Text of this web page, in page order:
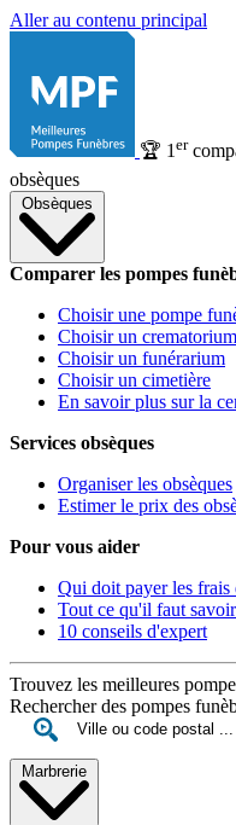
Aller au contenu principal
🏆 1 er
obsèques
Obsèques
Comparer les pompes
Choisir une pompe
Choisir un crematorium
Choisir un funérarium
Choisir un cimetière
En savoir plus sur la
Services obsèques
Organiser les obsèques
Estimer le prix des
Pour vous aider
Qui doit payer les frais
Tout ce qu'il faut
10 conseils d'expert
Trouvez les meilleures
Rechercher des pompes
Marbrerie